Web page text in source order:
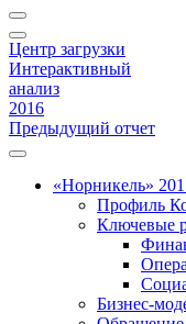
Центр загрузки
Интерактивный
анализ
2016
Предыдущий отчет
«Норникель»
Профиль
Ключевые
Бизнес-